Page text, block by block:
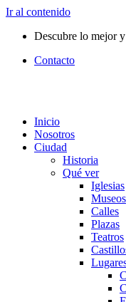
Ir al contenido
Descubre lo mejor
Contacto
Inicio
Nosotros
Ciudad
Historia
Qué ver
Iglesias
Museos
Calles
Plazas
Teatros